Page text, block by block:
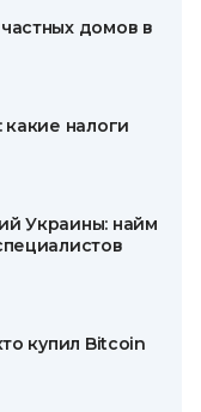
домов в
налоги
Украины: найм
купил Bitcoin